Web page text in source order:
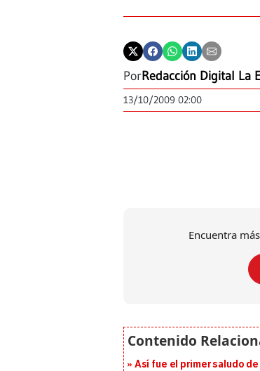
PorRedacción Digital La
13/10/2009 02:00
Encuentra
Así fue el primer saludo